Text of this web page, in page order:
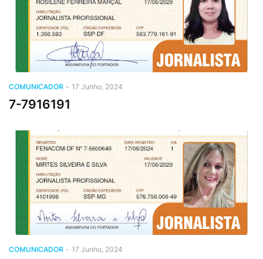
COMUNICADOR - 17 Junho, 2024
7-7916191
COMUNICADOR - 17 Junho, 2024